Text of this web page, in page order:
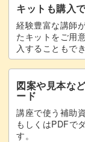
キレイに作った
に仕上げたいで
デコレーション
代わりとしても
キットも購入
経験豊富な講師
たキットをご用
入することもでき
図案や見本な
ード
講座で使う補助
もしくはPDFで
す。